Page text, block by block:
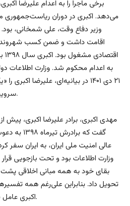
برخی ماجرا را به اعدام علیرضا
می‌دهد. اکبری در دوران
اقامت داشت و ضمن کسب
به اعدام محکوم شد. وزارت اطلاعات
۲۱ دی ۱۴۰۱ در بیانیه‌ای، علیرضا
سرویس جاسوسی بریتانیا» خواند.
مهدی اکبری، برادر علیرضا اکبری، پیش
گفت که
عالی امنیت ملی ایران، به ایران سفر
وزارت اطلاعات بود و تحت بازجویی
بقای خود به همه مبانی اخلاقی پشت
تحویل داد. بنابراین علی‌رغم همه
اکبری عامل برکناری شمخانی نبوده است.